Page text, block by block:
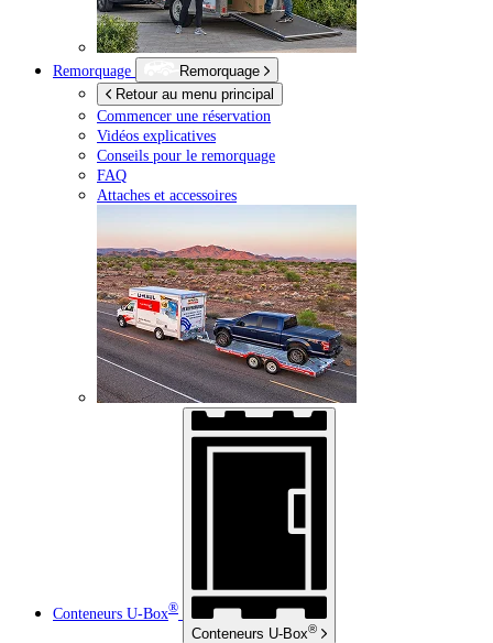
Remorquage
Remorquage
Retour au menu principal
Commencer une réservation
Vidéos explicatives
Conseils pour le remorquage
FAQ
Attaches et accessoires
Conteneurs U-Box®
Conteneurs U-Box®